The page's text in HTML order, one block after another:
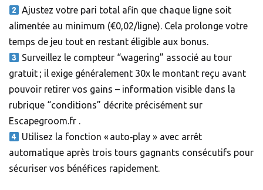
Ajustez votre pari total afin que chaque ligne soit
alimentée au minimum (€0,02/ligne). Cela prolonge votre
temps de jeu tout en restant éligible aux bonus.
Surveillez le compteur “wagering” associé au tour
gratuit ; il exige généralement 30x le montant reçu avant
pouvoir retirer vos gains – information visible dans la
rubrique “conditions” décrite précisément sur
Escapegroom.fr .
Utilisez la fonction « auto‑play » avec arrêt
automatique après trois tours gagnants consécutifs pour
sécuriser vos bénéfices rapidement.